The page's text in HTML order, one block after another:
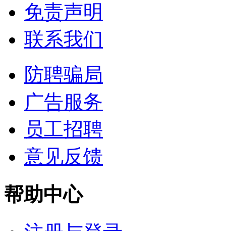
免责声明
联系我们
防聘骗局
广告服务
员工招聘
意见反馈
帮助中心